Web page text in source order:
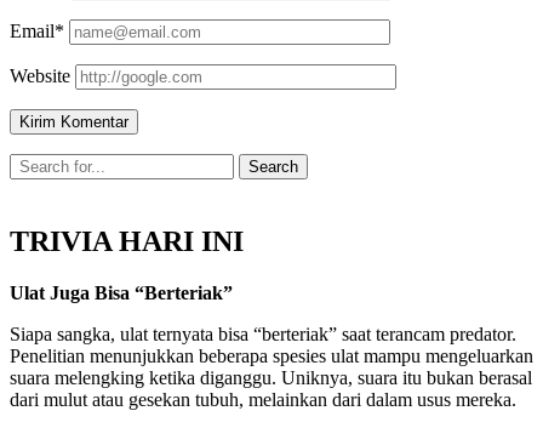
Email*
Website
TRIVIA HARI INI
Ulat Juga Bisa “Berteriak”
Siapa sangka, ulat ternyata bisa “berteriak” saat terancam predator.
Penelitian menunjukkan beberapa spesies ulat mampu mengeluarkan
suara melengking ketika diganggu. Uniknya, suara itu bukan berasal
dari mulut atau gesekan tubuh, melainkan dari dalam usus mereka.